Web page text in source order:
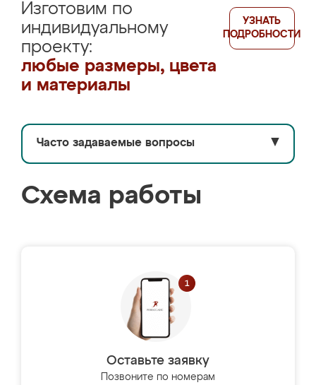
Изготовим по
индивидуальному
проекту:
любые размеры, цвета
и материалы
УЗНАТЬ
ПОДРОБНОСТИ
Часто задаваемые вопросы ▼
Схема работы
Оставьте заявку
Позвоните по номерам